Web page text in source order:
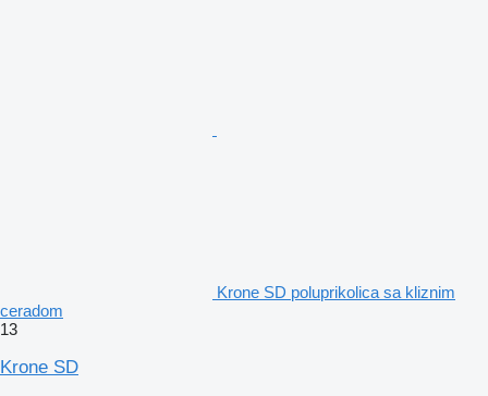
Krone SD poluprikolica sa kliznim
ceradom
13
Krone SD